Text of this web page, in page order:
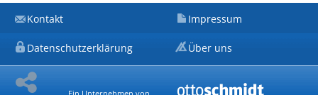
Kontakt Impressum
Datenschutzerklärung Über uns